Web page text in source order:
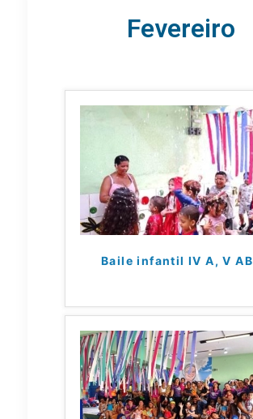
Fevereiro
Baile infantil IV A, V AB